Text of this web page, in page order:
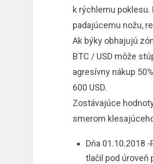
k rýchlemu
padajúcemu nožu,
Ak býky obhajujú
BTC / USD môže
agresívny nákup
600 USD.
Zostávajúce
smerom
Dňa 01.10.2018
tlačil pod úroveň